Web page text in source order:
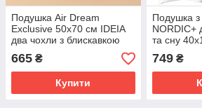
Подушка Air Dream
Exclusive 50х70 см IDEIA
два чохли з блискавкою
антиалергенна біла для
сну
665 ₴
Купити
Подушка
NORDIC+
та сну
блискавкою
749₴